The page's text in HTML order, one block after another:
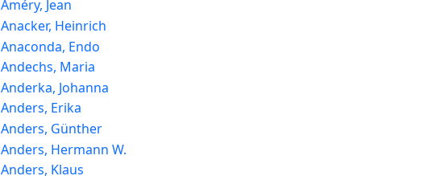
Améry, Jean
Anacker, Heinrich
Anaconda, Endo
Andechs, Maria
Anderka, Johanna
Anders, Erika
Anders, Günther
Anders, Hermann W.
Anders, Klaus